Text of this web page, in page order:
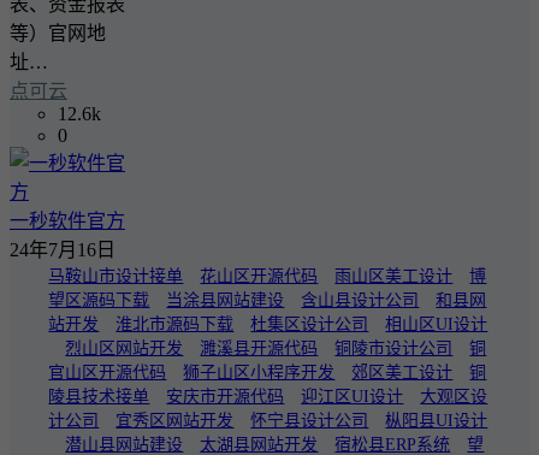
等）官网地
址…
点可云
12.6k
0
一秒软件官方
24年7月16日
马鞍山市设计接单 花山区开源代码 雨山区美工设计
博
望区源码下载
当涂县网站建设 含山县设计公司
和县网
站开发
淮北市源码下载 杜集区设计公司
相山区UI设计
烈山区网站开发
濉溪县开源代码 铜陵市设计公司
铜
官山区开源代码
狮子山区小程序开发 郊区美工设计
铜
陵县技术接单
安庆市开源代码 迎江区UI设计
大观区设
计公司
宜秀区网站开发 怀宁县设计公司
枞阳县UI设计
潜山县网站建设
太湖县网站开发 宿松县ERP系统
望